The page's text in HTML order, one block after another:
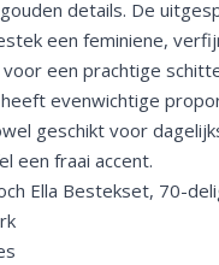
details. De
een feminiene,
een prachtige
evenwichtige
geschikt voor
een fraai accent.
Ella Bestekset, 70-